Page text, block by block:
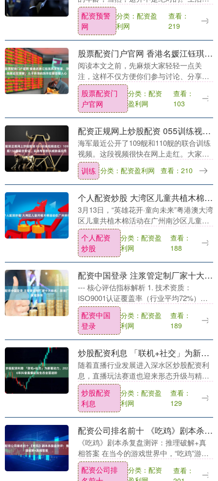
中，有些人保养得特别好，看上去比实际
年龄年轻，而有些人则显得比自己真实的
年龄更加苍老，给人....
配资预警
网
分类：配资盈
利网
查看：
219
股票配资门户官网 香港名媛江钰琪再度有喜，孕晚期近在眼前，儿子亲吻妈妈孕肚画面暖人心
阅读本文之前，先麻烦大家轻轻一点关
注，这样不仅方便你们参与讨论、分享观
点，还能在这个小小的动作里，感受到一
种特别的参与感，感谢你们的支持！ 展开
剩余59% 她的....
股票配资门
户官网
分类：配资
盈利网
查看：
103
配资正规网上炒股配资 055训练视频走红！109舰110舰联合验证，实战考验新兴威胁适应性
海军最近公开了109舰和110舰的联合训练
视频。这段视频很快在网上走红。大家开
始热议055型驱逐舰的性能。视频显示舰
艇动作流畅有力。但它也让人们审视这款
舰在新时....
训练 分类：配资盈利网 查看：210
个人配资炒股 大湾区儿童共植木棉活动在广州举行
3月13日，“英雄花开·童向未来”粤港澳大湾
区儿童共植木棉活动在广州南沙区儿童公
园举行。活动现场启动“我心中的木棉”公
民科学项目，融合红棉潮墟、科技实验
秀、科普....
个人配资
炒股
分类：配资盈
利网
查看：
188
配资中国登录 注浆管定制厂家十大排名：靠谱厂家推荐榜
--- 核心评估指标解析 1. 技术资质：
ISO9001认证覆盖率（行业平均72%）、
专利持有量（头部企业年均新增3-5项） 2.
材料性能：屈服强度（≥355....
配资中国
登录
分类：配资盈
利网
查看：
189
炒股配资利息 「联机+社交」为新驱动力，2026年抖音直播玩法生态全面进阶
随着直播行业发展进入深水区炒股配资利
息，直播玩法赛道也迎来形态升级与精细
化运营的新阶段，2026年又将有哪些新的
机遇和挑战？ 2026年3月7日，「2026抖
音....
炒股配资
利息
分类：配资盈
利网
查看：
129
配资公司排名前十 《吃鸡》剧本杀复盘测评：推理破解+真相答案
《吃鸡》剧本杀复盘测评：推理破解+真
相答案 在当今的游戏世界中，“吃鸡”游戏
以其独特的魅力吸引了无数玩家。“吃
鸡”，这个原本因游戏《绝地求生》获胜提
配资公司排
分类：配资
查看：